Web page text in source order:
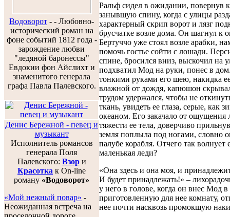
Водоворот - - Любовно-
исторический роман на
фоне событий 1812 года -
зарождение любви
"ледяной баронессы"
Евдокии фон Айслихт и
знаменитого генерала
графа Павла Палевского.
Денис Бережной - певец и
музыкант
Исполнитель романсов
генерала Поля
Палевского: Взори
Красотка к On-line
роману «Водоворот»
«Мой нежный повар» -
Неожиданная встреча на
Ральф сидел в ожидании, повернув
занывшую спину, когда с улицы
характерный скрип ворот и лязг
брусчатке возле дома. Он шагнул к
Бертуччо уже стоял возле арабки,
помочь гостье сойти с лошади.
спине, бросился вниз, выскочил на
подхватил Мод на руки, понес в
тонкими руками его шею, накидка
влажной от дождя, капюшон
трудом удержался, чтобы не
ткань, увидеть ее глаза, серые, как
океаном. Его закачало от ощущения
тяжести ее тела, доверчиво
земля поплыла под ногами, словно
палубе корабля. Отчего так волнует
маленькая леди?
«Она здесь и она моя, и
И будет принадлежать!» –
у него в голове, когда он внес Мод в
приготовленную для нее комнату,
нее почти насквозь промокшую